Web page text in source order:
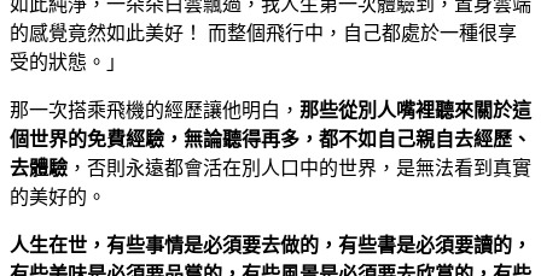
的感覺竟然如此美好！ 而整個飛行中，自己都處於一種很享
受的狀態。」
那一次搭乘飛機的經歷讓他明白， 那些從別人嘴裡聽來關於這
個世界的免費經驗，無論聽得再多，都不如自己親自去經歷、
去體驗 ，否則永遠都會活在別人口中的世界，是無法看到真實
的美好的。
人生在世，有些事情是必須要去做的，有些書是必須要讀的，